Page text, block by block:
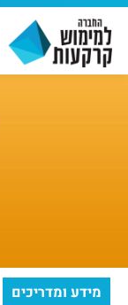
מידע ומדריכים